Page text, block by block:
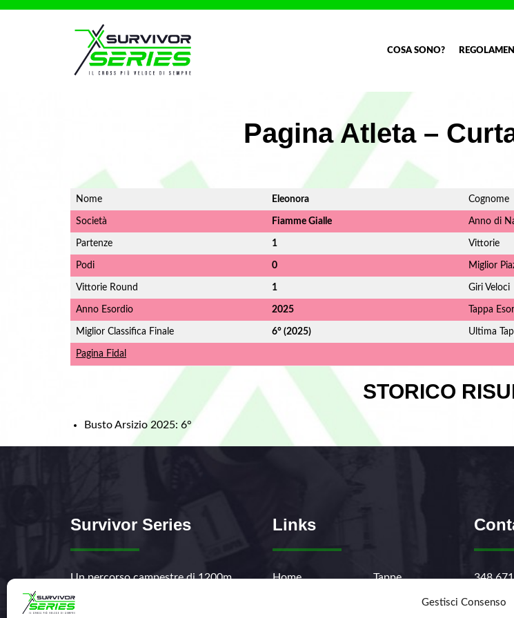
Gestisci Consenso
COSA SONO?
Pagina Atleta –
Nome Eleonora Cognome
Società Fiamme Gialle Anno di
Partenze 1 Vittorie
Podi 0 Miglior
Vittorie Round 1 Giri Veloci
Anno Esordio 2025 Tappa
Miglior Classifica Finale 6° (2025) Ultima
Pagina Fidal
STORICO
Busto Arsizio 2025: 6°
Survivor Series
Un percorso campestre di 1200m,
Saprai domare questi elementi?
Links
Home
Tappe